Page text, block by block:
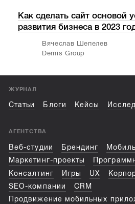
Как сделать сайт основой
развития бизнеса в 2023
Вячеслав Шепелев
Demis Group
ЖУРНАЛ
Статьи Блоги Кейсы
АГЕНТСТВА
Веб-студии Брендинг
Маркетинг-проекты
Консалтинг
Игры UX
SEO-компании
CRM
Продвижение мобильных